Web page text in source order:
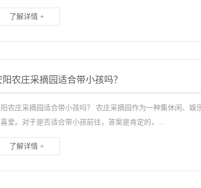
了解详情 +
阳农庄采摘园适合带小孩吗？
农庄采摘园适合带小孩吗？ 农庄采摘园作为一种集休闲、
爱。对于是否适合带小孩前往，答案是肯定的，...
了解详情 +